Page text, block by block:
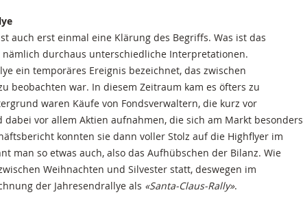
auch erst einmal eine Klärung des Begriffs. Was ist das
nämlich durchaus unterschiedliche Interpretationen.
ein temporäres Ereignis bezeichnet, das zwischen
beobachten war. In diesem Zeitraum kam es öfters zu
waren Käufe von Fondsverwaltern, die kurz vor
vor allem Aktien aufnahmen, die sich am Markt besonders
konnten sie dann voller Stolz auf die Highflyer im
man so etwas auch, also das Aufhübschen der Bilanz. Wie
Weihnachten und Silvester statt, deswegen im
der Jahresendrallye als «Santa-Claus-Rally».